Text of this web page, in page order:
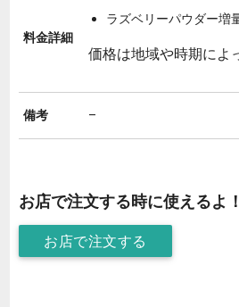
料金詳細
ラズベリーパウダー増
価格は地域や時期によ
備考 –
お店で注文する時に使えるよ！
お店で注文する